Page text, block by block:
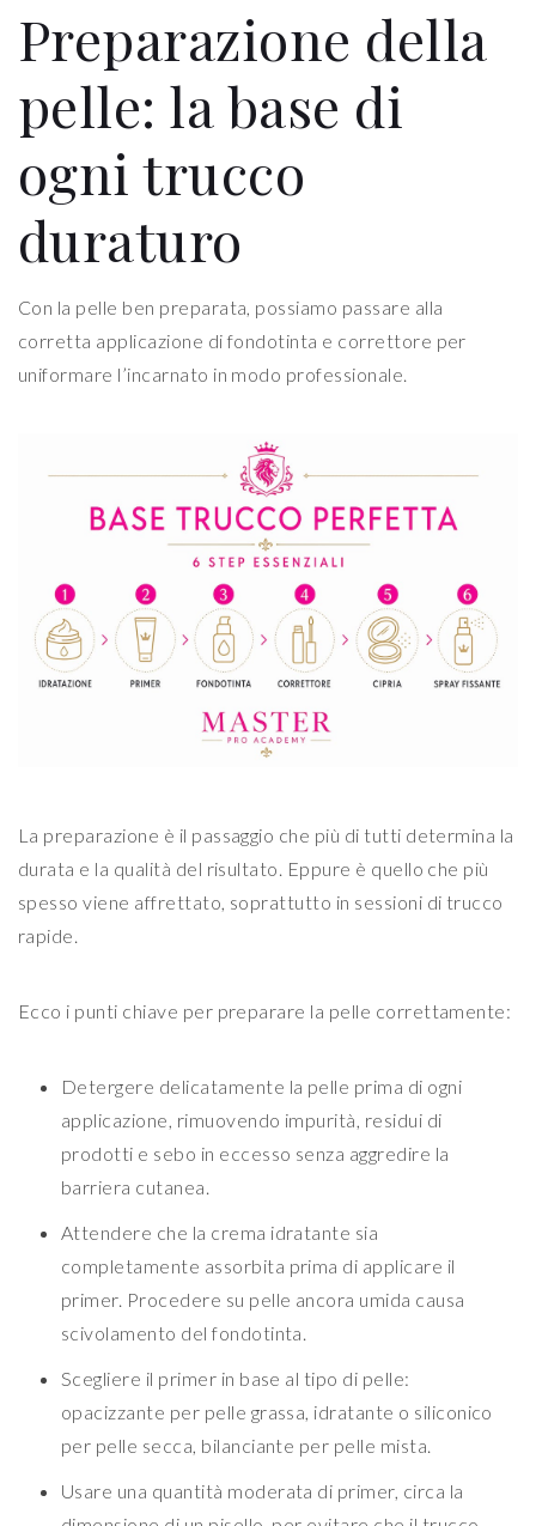
Preparazione della
pelle: la base di
ogni trucco
duraturo
Con la pelle ben preparata, possiamo passare alla
corretta applicazione di fondotinta e correttore per
uniformare l’incarnato in modo professionale.
La preparazione è il passaggio che più di tutti determina la
durata e la qualità del risultato. Eppure è quello che più
spesso viene affrettato, soprattutto in sessioni di trucco
rapide.
Ecco i punti chiave per preparare la pelle correttamente:
Detergere delicatamente la pelle prima di ogni
applicazione, rimuovendo impurità, residui di
prodotti e sebo in eccesso senza aggredire la
barriera cutanea.
Attendere che la crema idratante sia
completamente assorbita prima di applicare il
primer. Procedere su pelle ancora umida causa
scivolamento del fondotinta.
Scegliere il primer in base al tipo di pelle:
opacizzante per pelle grassa, idratante o siliconico
per pelle secca, bilanciante per pelle mista.
Usare una quantità moderata di primer, circa la